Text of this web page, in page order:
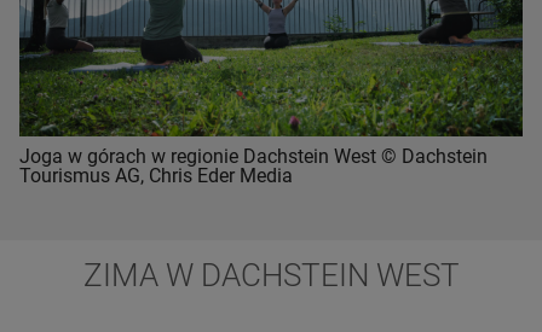
Joga w górach w regionie Dachstein West © Dachstein
Tourismus AG, Chris Eder Media
ZIMA W DACHSTEIN WEST